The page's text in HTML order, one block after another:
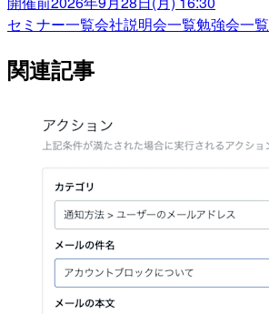
セミナー一覧会社説明会一覧勉強会一覧
関連記事